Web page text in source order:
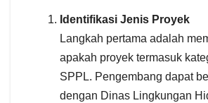
Identifikasi Jenis Proyek
Langkah pertama adalah
apakah proyek termasuk
SPPL. Pengembang dapat
dengan Dinas Lingkungan